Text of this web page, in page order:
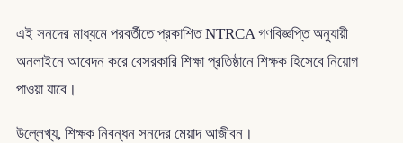
এই সনদের মাধ্যমে পরবর্তীতে প্রকাশিত NTRCA গণবিজ্ঞপ্তি অনুযায়ী
অনলাইনে আবেদন করে বেসরকারি শিক্ষা প্রতিষ্ঠানে শিক্ষক হিসেবে নিয়োগ
পাওয়া যাবে।
উল্লেখ্য, শিক্ষক নিবন্ধন সনদের মেয়াদ আজীবন।